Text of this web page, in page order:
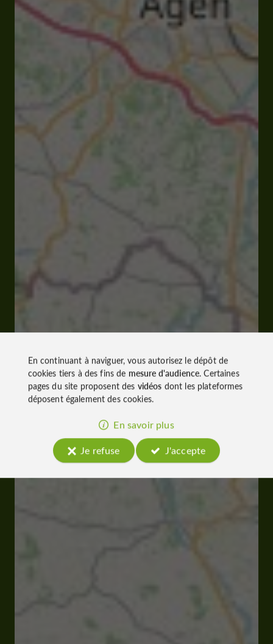
En continuant à naviguer, vous autorisez le dépôt de
cookies tiers à des fins de mesure d'audience. Certaines
pages du site proposent des vidéos dont les plateformes
déposent également des cookies.
En savoir plus
Je refuse
J'accepte